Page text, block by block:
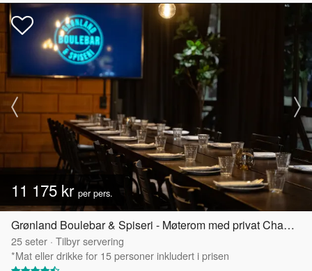
11 175 kr per pers.
Grønland Boulebar & Spiseri - Møterom med privat Chambre Séparée
25seter · Tilbyr servering
*Mat eller drikke for 15 personer inkludert i prisen